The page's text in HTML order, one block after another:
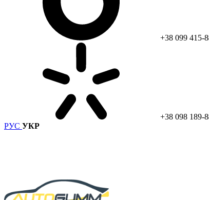
+38 099 415-
+38 098 189-
РУС УКР